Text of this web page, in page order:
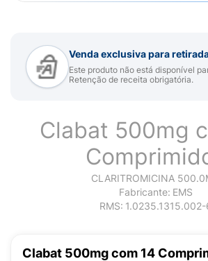
Venda exclusiva para
Este produto não está disponível
Retenção de receita obrigatória.
Clabat 500mg
CLARITROMICINA
Fabricante: EMS
RMS: 1.0235.1315.002-
Clabat 500mg com 14